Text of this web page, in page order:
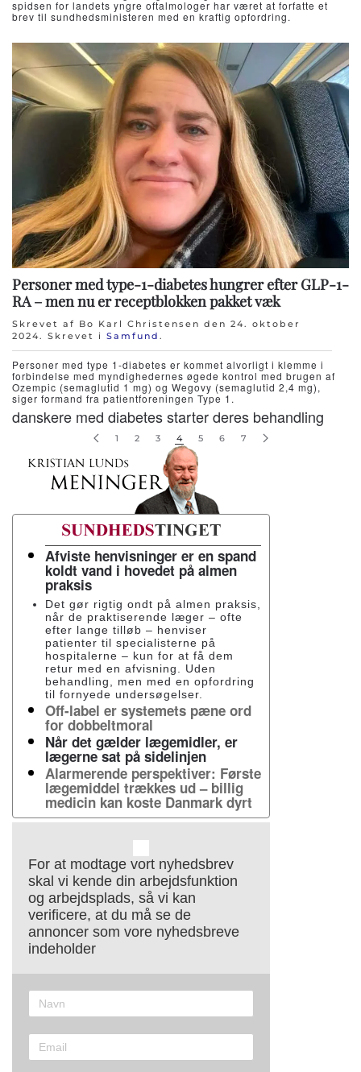
spidsen for landets yngre oftalmologer har været at forfatte et
brev til sundhedsministeren med en kraftig opfordring.
Personer med type-1-diabetes hungrer efter GLP-1-
RA – men nu er receptblokken pakket væk
Skrevet af Bo Karl Christensen den 24. oktober
2024. Skrevet i Samfund .
Personer med type 1-diabetes er kommet alvorligt i klemme i
forbindelse med myndighedernes øgede kontrol med brugen af
Ozempic (semaglutid 1 mg) og Wegovy (semaglutid 2,4 mg),
siger formand fra patientforeningen Type 1.
Flere artikler …
AI-værktøjer kan nedbringe sprogbarrierer for
øjenpatienter af anden etnisk herkomst
FAPS: Ophævet knækgrænse i Region Syddanmark
kan komme alle landets øjenlæger til gode
Professor opfordrer til overvågning: Danskere
bruger Wegovy i meget lavere doser end tiltænkt
Dansk studie: Der går ofte mere end et år, før
danskere med diabetes starter deres behandling
1 2 3 4 5 6 7
Afviste henvisninger er en spand
koldt vand i hovedet på almen
praksis
Det gør rigtig ondt på almen praksis,
når de praktiserende læger – ofte
efter lange tilløb – henviser
patienter til specialisterne på
hospitalerne – kun for at få dem
retur med en afvisning. Uden
behandling, men med en opfordring
til fornyede undersøgelser.
Off-label er systemets pæne ord
for dobbeltmoral
Når det gælder lægemidler, er
lægerne sat på sidelinjen
Alarmerende perspektiver: Første
lægemiddel trækkes ud – billig
medicin kan koste Danmark dyrt
For at modtage vort nyhedsbrev
skal vi kende din arbejdsfunktion
og arbejdsplads, så vi kan
verificere, at du må se de
annoncer som vore nyhedsbreve
indeholder